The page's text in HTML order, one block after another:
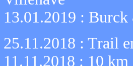
13.01.2019 : Burck
25.11.2018 : Trail
11.11.2018 : 10 km